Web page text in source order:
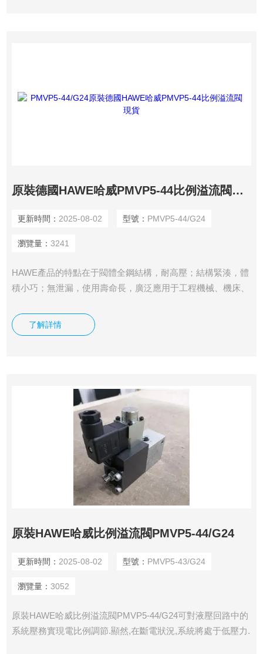
原裝德國HAWE哈威PMVP5-44比例溢流閥現貨
更新時間： 2025-08-02 型號： PMVP5-44/G24
瀏覽量： 3241
HAWE產品的特點在于閥體全鋼結構，耐高壓；結構緊湊，體
積小巧；無泄漏，使用壽命長，廣泛應用于工程機械、機床、
威PMVP5-44比例溢流閥現貨。
了解詳情
原裝HAWE哈威比例溢流閥PMVP5-44/G24
更新時間： 2025-08-02 型號： PMVP5-43/G24
瀏覽量： 3052
原裝HAWE哈威比例溢流閥PMVP5-44/G24可對液壓回路中的
系統壓務實現電比例調節.顯然,在斷電狀況,系統將處于低壓力.